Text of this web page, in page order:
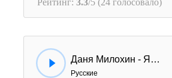
Даня Милохин - Я Дома (Skazka Music Remix)
Русские